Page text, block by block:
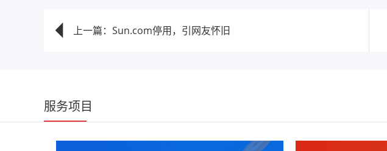
上一篇：Sun.com停用，引网友怀旧
服务项目